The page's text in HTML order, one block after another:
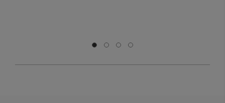
Μετάβαση σε διαφάνεια 0
Μετάβαση σε διαφάνεια 1
Μετάβαση σε διαφάνεια 2
Μετάβαση σε διαφάνεια 3